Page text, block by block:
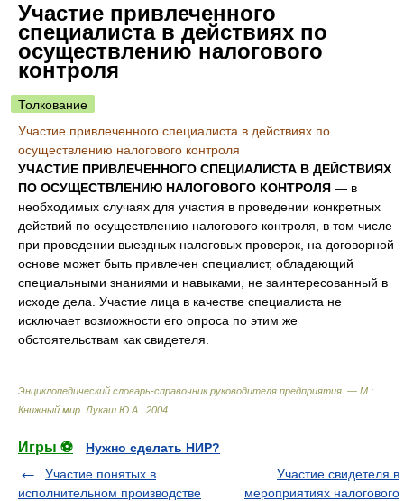
Участие привлеченного
специалиста в действиях по
осуществлению налогового
контроля
Толкование
Участие привлеченного специалиста в действиях по
осуществлению налогового контроля
УЧАСТИЕ ПРИВЛЕЧЕННОГО СПЕЦИАЛИСТА В ДЕЙСТВИЯХ
ПО ОСУЩЕСТВЛЕНИЮ НАЛОГОВОГО КОНТРОЛЯ — в
необходимых случаях для участия в проведении конкретных
действий по осуществлению налогового контроля, в том числе
при проведении выездных налоговых проверок, на договорной
основе может быть привлечен специалист, обладающий
специальными знаниями и навыками, не заинтересованный в
исходе дела. Участие лица в качестве специалиста не
исключает возможности его опроса по этим же
обстоятельствам как свидетеля.
Энциклопедический словарь-справочник руководителя предприятия. — М.:
Книжный мир Лукаш Ю.А. 2004
Игры ⚽
Нужно сделать НИР?
Участие понятых в
исполнительном производстве
Участие свидетеля в
мероприятиях налогового